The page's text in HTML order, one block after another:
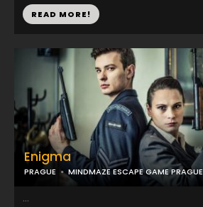
READ MORE!
Enigma
PRAGUE MINDMAZE ESCAPE GAME PRAGUE
...